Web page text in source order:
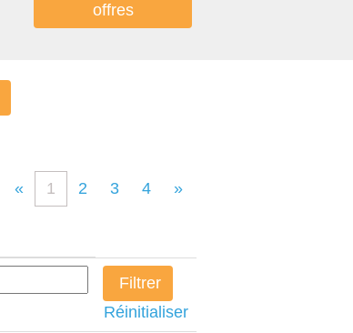
« 1 2 3 4 »
Réinitialiser